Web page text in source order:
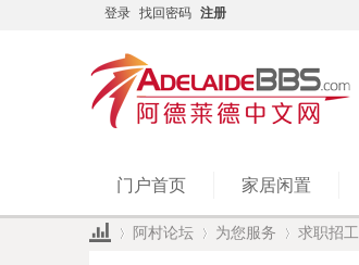
登录 找回密码 注册
门户首页 家居闲置
阿村论坛 为您服务 求职招工